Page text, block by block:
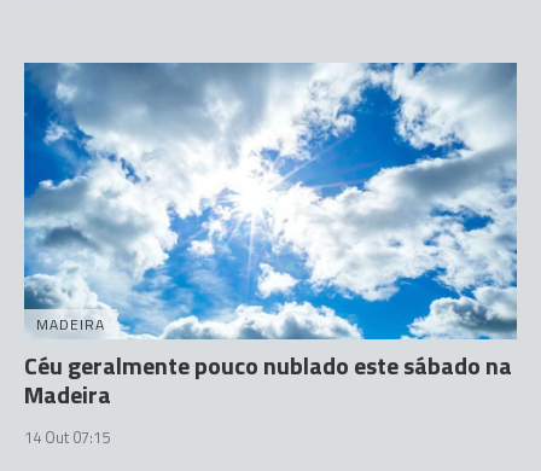
MADEIRA
Céu geralmente pouco nublado este sábado na
Madeira
14 Out 07:15